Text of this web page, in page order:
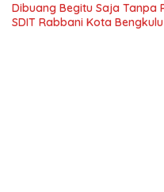
Dibuang Begitu Saja Tanpa
SDIT Rabbani Kota